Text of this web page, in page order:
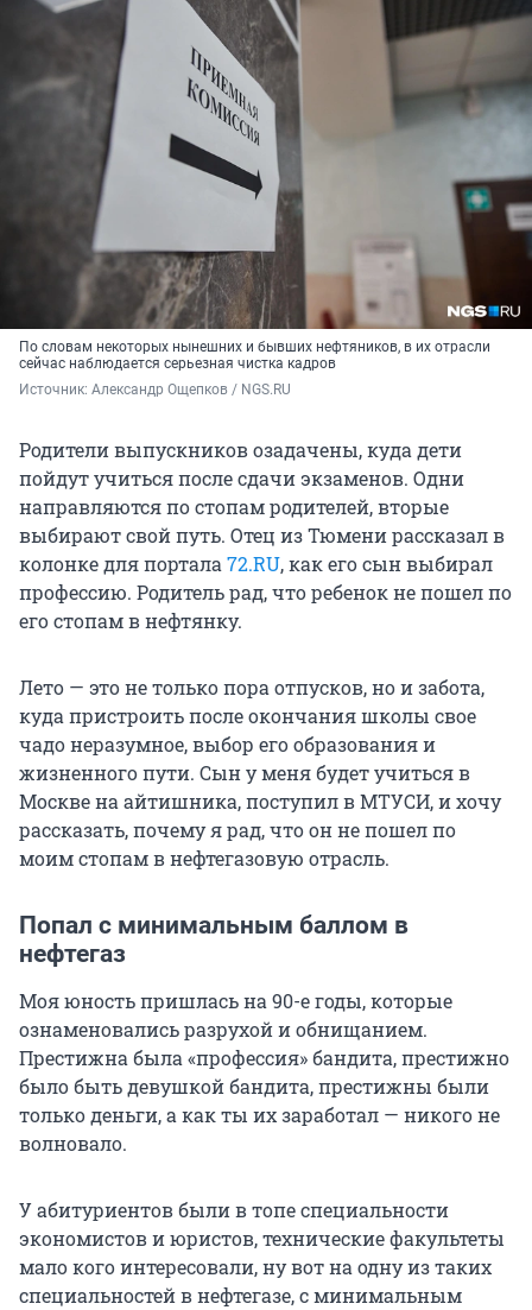
По словам некоторых нынешних и бывших нефтяников, в их отрасли
сейчас наблюдается серьезная чистка кадров
Источник: Александр Ощепков / NGS.RU
Родители выпускников озадачены, куда дети
пойдут учиться после сдачи экзаменов. Одни
направляются по стопам родителей, вторые
выбирают свой путь. Отец из Тюмени рассказал в
колонке для портала72.RU, как его сын выбирал
профессию. Родитель рад, что ребенок не пошел по
его стопам в нефтянку.
Лето — это не только пора отпусков, но и забота,
куда пристроить после окончания школы свое
чадо неразумное, выбор его образования и
жизненного пути. Сын у меня будет учиться в
Москве на айтишника, поступил в МТУСИ, и хочу
рассказать, почему я рад, что он не пошел по
моим стопам в нефтегазовую отрасль.
Попал с минимальным баллом в
нефтегаз
Моя юность пришлась на 90-е годы, которые
ознаменовались разрухой и обнищанием.
Престижна была «профессия» бандита, престижно
было быть девушкой бандита, престижны были
только деньги, а как ты их заработал — никого не
волновало.
У абитуриентов были в топе специальности
экономистов и юристов, технические факультеты
мало кого интересовали, ну вот на одну из таких
специальностей в нефтегазе, с минимальным